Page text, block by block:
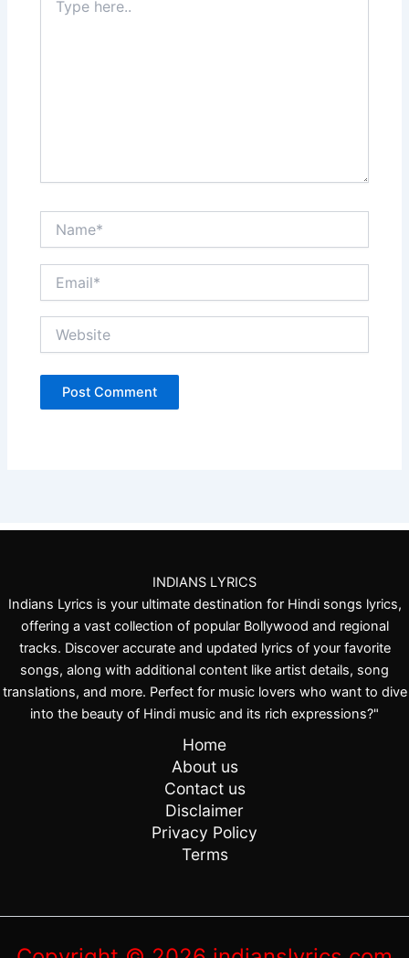
here..
INDIANS LYRICS
Indians Lyrics is your ultimate destination for Hindi songs lyrics,
offering a vast collection of popular Bollywood and regional
tracks. Discover accurate and updated lyrics of your favorite
songs, along with additional content like artist details, song
translations, and more. Perfect for music lovers who want to dive
into the beauty of Hindi music and its rich expressions?"
Home
About us
Contact us
Disclaimer
Privacy Policy
Terms